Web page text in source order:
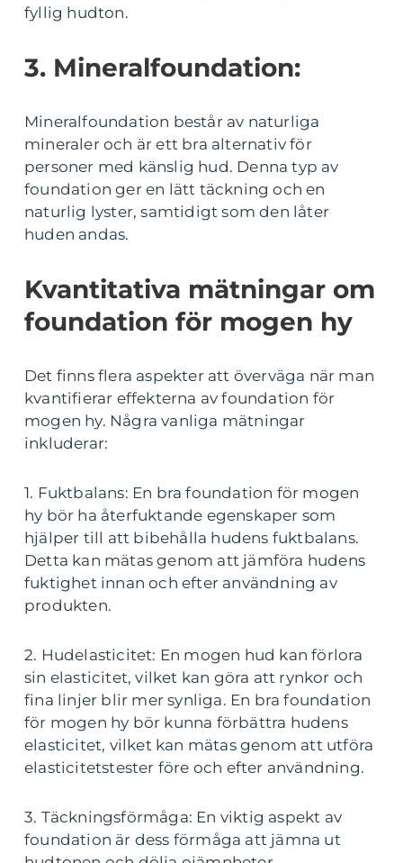
fyllig hudton.
3. Mineralfoundation:
Mineralfoundation består av naturliga
mineraler och är ett bra alternativ för
personer med känslig hud. Denna typ av
foundation ger en lätt täckning och en
naturlig lyster, samtidigt som den låter
huden andas.
Kvantitativa mätningar om
foundation för mogen hy
Det finns flera aspekter att överväga när man
kvantifierar effekterna av foundation för
mogen hy. Några vanliga mätningar
inkluderar:
1. Fuktbalans: En bra foundation för mogen
hy bör ha återfuktande egenskaper som
hjälper till att bibehålla hudens fuktbalans.
Detta kan mätas genom att jämföra hudens
fuktighet innan och efter användning av
produkten.
2. Hudelasticitet: En mogen hud kan förlora
sin elasticitet, vilket kan göra att rynkor och
fina linjer blir mer synliga. En bra foundation
för mogen hy bör kunna förbättra hudens
elasticitet, vilket kan mätas genom att utföra
elasticitetstester före och efter användning.
3. Täckningsförmåga: En viktig aspekt av
foundation är dess förmåga att jämna ut